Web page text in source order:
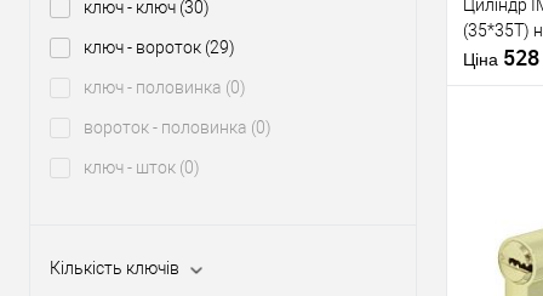
ключ - ключ (30)
ключ - вороток (29)
ключ - половинка (0)
вороток - половинка (0)
ключ - шток (0)
Кількість ключів
Рівень
Модель
серцевини
Циліндр
(35*35T)
Ціна 528
У